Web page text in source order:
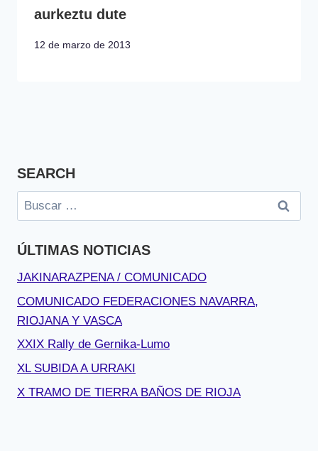
aurkeztu dute
12 de marzo de 2013
SEARCH
Buscar:
ÚLTIMAS NOTICIAS
JAKINARAZPENA / COMUNICADO
COMUNICADO FEDERACIONES NAVARRA,
RIOJANA Y VASCA
XXIX Rally de Gernika-Lumo
XL SUBIDA A URRAKI
X TRAMO DE TIERRA BAÑOS DE RIOJA